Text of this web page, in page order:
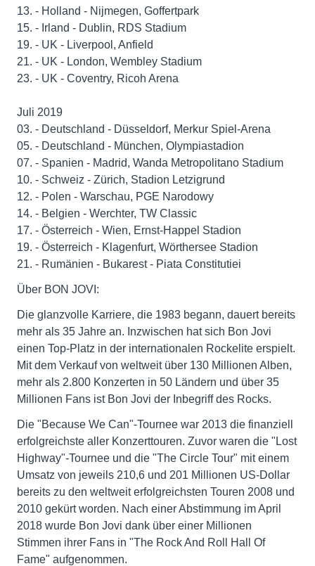
13. - Holland - Nijmegen, Goffertpark
15. - Irland - Dublin, RDS Stadium
19. - UK - Liverpool, Anfield
21. - UK - London, Wembley Stadium
23. - UK - Coventry, Ricoh Arena
Juli 2019
03. - Deutschland - Düsseldorf, Merkur Spiel-Arena
05. - Deutschland - München, Olympiastadion
07. - Spanien - Madrid, Wanda Metropolitano Stadium
10. - Schweiz - Zürich, Stadion Letzigrund
12. - Polen - Warschau, PGE Narodowy
14. - Belgien - Werchter, TW Classic
17. - Österreich - Wien, Ernst-Happel Stadion
19. - Österreich - Klagenfurt, Wörthersee Stadion
21. - Rumänien - Bukarest - Piata Constitutiei
Über BON JOVI:
Die glanzvolle Karriere, die 1983 begann, dauert bereits
mehr als 35 Jahre an. Inzwischen hat sich Bon Jovi
einen Top-Platz in der internationalen Rockelite erspielt.
Mit dem Verkauf von weltweit über 130 Millionen Alben,
mehr als 2.800 Konzerten in 50 Ländern und über 35
Millionen Fans ist Bon Jovi der Inbegriff des Rocks.
Die "Because We Can"-Tournee war 2013 die finanziell
erfolgreichste aller Konzerttouren. Zuvor waren die "Lost
Highway"-Tournee und die "The Circle Tour" mit einem
Umsatz von jeweils 210,6 und 201 Millionen US-Dollar
bereits zu den weltweit erfolgreichsten Touren 2008 und
2010 gekürt worden. Nach einer Abstimmung im April
2018 wurde Bon Jovi dank über einer Millionen
Stimmen ihrer Fans in "The Rock And Roll Hall Of
Fame" aufgenommen.